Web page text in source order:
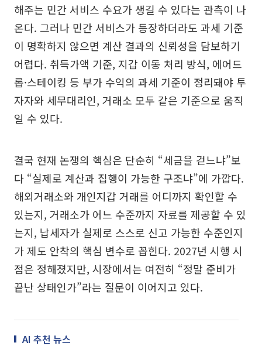
해주는 민간 서비스 수요가 생길 수 있다는 관측이 나
온다. 그러나 민간 서비스가 등장하더라도 과세 기준
이 명확하지 않으면 계산 결과의 신뢰성을 담보하기
어렵다. 취득가액 기준, 지갑 이동 처리 방식, 에어드
롭·스테이킹 등 부가 수익의 과세 기준이 정리돼야 투
자자와 세무대리인, 거래소 모두 같은 기준으로 움직
일 수 있다.
결국 현재 논쟁의 핵심은 단순히 “세금을 걷느냐”보
다 “실제로 계산과 집행이 가능한 구조냐”에 가깝다.
해외거래소와 개인지갑 거래를 어디까지 확인할 수
있는지, 거래소가 어느 수준까지 자료를 제공할 수 있
는지, 납세자가 실제로 스스로 신고 가능한 수준인지
가 제도 안착의 핵심 변수로 꼽힌다. 2027년 시행 시
점은 정해졌지만, 시장에서는 여전히 “정말 준비가
끝난 상태인가”라는 질문이 이어지고 있다.
AI 추천 뉴스